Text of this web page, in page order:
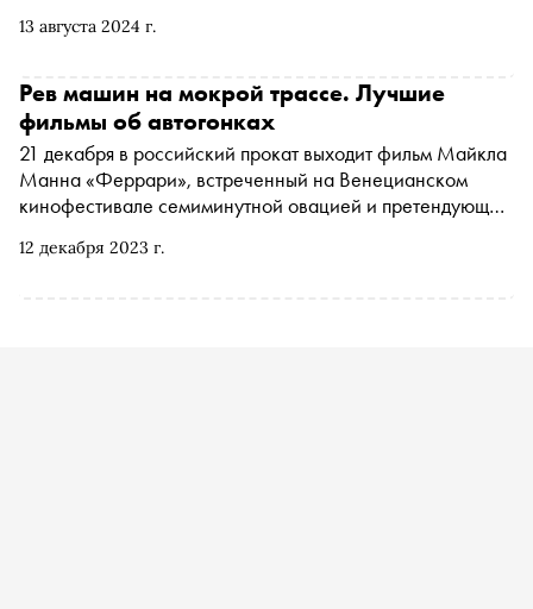
13 августа 2024 г.
12 декабря 2023 г.
Рев машин на мокрой трассе. Лучшие
фильмы об автогонках
21 декабря в российский прокат выходит фильм Майкла
Манна «Феррари», встреченный на Венецианском
кинофестивале семиминутной овацией и претендующий
картине играет Адам Драйвер. «Сноб» вспоминает